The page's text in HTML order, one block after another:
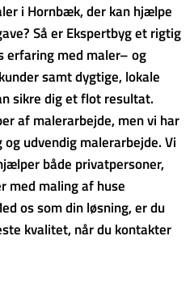
i Hornbæk, der kan hjælpe
Så er Ekspertbyg et rigtig
erfaring med maler– og
samt dygtige, lokale
sikre dig et flot resultat.
af malerarbejde, men vi har
udvendig malerarbejde. Vi
både privatpersoner,
med maling af huse
os som din løsning, er du
kvalitet, når du kontakter